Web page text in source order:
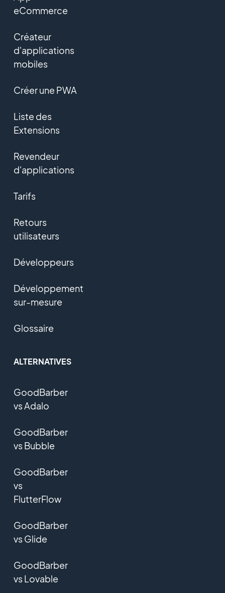
eCommerce
Créateur
d'applications
mobiles
Créer une PWA
Liste des
Extensions
Revendeur
d'applications
Tarifs
Retours
utilisateurs
Développeurs
Développement
sur-mesure
Glossaire
ALTERNATIVES
GoodBarber
vs Adalo
GoodBarber
vs Bubble
GoodBarber
vs
FlutterFlow
GoodBarber
vs Glide
GoodBarber
vs Lovable